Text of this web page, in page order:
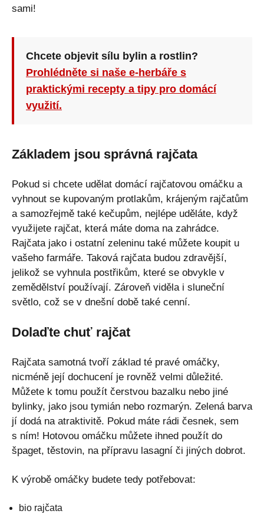
sami!
Chcete objevit sílu bylin a rostlin?
Prohlédněte si naše e-herbáře s
praktickými recepty a tipy pro domácí
využití.
Základem jsou správná rajčata
Pokud si chcete udělat domácí rajčatovou omáčku a
vyhnout se kupovaným protlakům, krájeným rajčatům
a samozřejmě také kečupům, nejlépe uděláte, když
využijete rajčat, která máte doma na zahrádce.
Rajčata jako i ostatní zeleninu také můžete koupit u
vašeho farmáře. Taková rajčata budou zdravější,
jelikož se vyhnula postřikům, které se obvykle v
zemědělství používají. Zároveň viděla i sluneční
světlo, což se v dnešní době také cenní.
Dolaďte chuť rajčat
Rajčata samotná tvoří základ té pravé omáčky,
nicméně její dochucení je rovněž velmi důležité.
Můžete k tomu použít čerstvou bazalku nebo jiné
bylinky, jako jsou tymián nebo rozmarýn. Zelená barva
jí dodá na atraktivitě. Pokud máte rádi česnek, sem
s ním! Hotovou omáčku můžete ihned použít do
špaget, těstovin, na přípravu lasagní či jiných dobrot.
K výrobě omáčky budete tedy potřebovat:
bio rajčata